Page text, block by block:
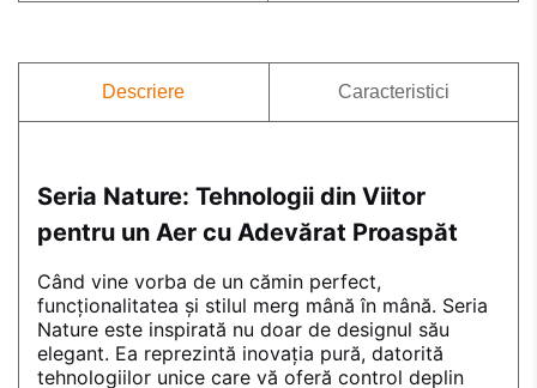
Descriere Caracteristici
Seria Nature: Tehnologii din Viitor
pentru un Aer cu Adevărat Proaspăt
Când vine vorba de un cămin perfect,
funcționalitatea și stilul merg mână în mână. Seria
Nature este inspirată nu doar de designul său
elegant. Ea reprezintă inovația pură, datorită
tehnologiilor unice care vă oferă control deplin